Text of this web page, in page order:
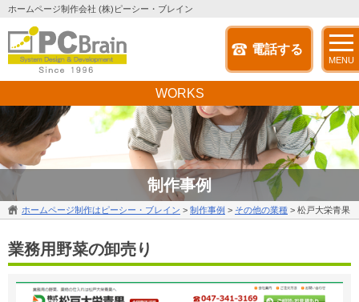
ホームページ制作会社 (株)ピーシー・ブレイン
電話する
MENU
制作事例
WORKS
ホームページ制作はピーシー・ブレイン > 制作事例 > その他の業種 > 松戸大栄青果
業務用野菜の卸売り